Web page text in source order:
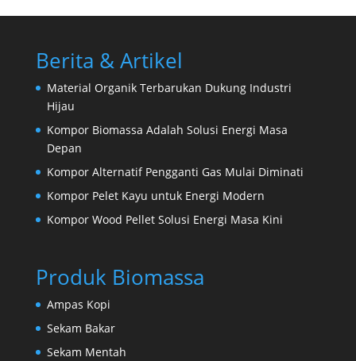
Berita & Artikel
Material Organik Terbarukan Dukung Industri
Hijau
Kompor Biomassa Adalah Solusi Energi Masa
Depan
Kompor Alternatif Pengganti Gas Mulai Diminati
Kompor Pelet Kayu untuk Energi Modern
Kompor Wood Pellet Solusi Energi Masa Kini
Produk Biomassa
Ampas Kopi
Sekam Bakar
Sekam Mentah